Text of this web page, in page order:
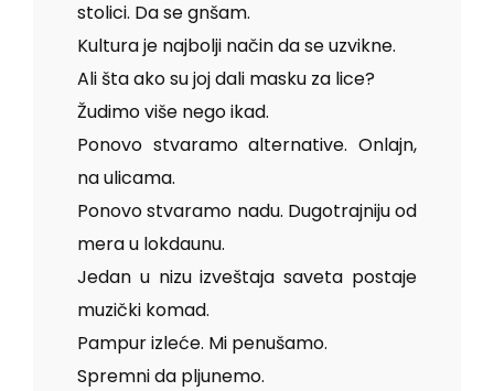
stolici. Da se gnšam.
Kultura je najbolji način da se uzvikne.
Ali šta ako su joj dali masku za lice?
Žudimo više nego ikad.
Ponovo stvaramo alternative. Onlajn,
na ulicama.
Ponovo stvaramo nadu. Dugotrajniju od
mera u lokdaunu.
Jedan u nizu izveštaja saveta postaje
muzički komad.
Pampur izleće. Mi penušamo.
Spremni da pljunemo.